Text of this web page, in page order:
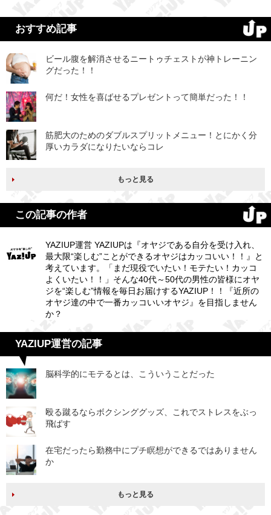
おすすめ記事
ビール腹を解消させるニートゥチェストが神トレーニン
グだった！！
何だ！女性を喜ばせるプレゼントって簡単だった！！
筋肥大のためのダブルスプリットメニュー！とにかく分
厚いカラダになりたいならコレ
もっと見る
この記事の作者
YAZIUP運営 YAZIUPは『オヤジである自分を受け入れ、
最大限“楽しむ”ことができるオヤジはカッコいい！！』と
考えています。「まだ現役でいたい！モテたい！カッコ
よくいたい！！」そんな40代～50代の男性の皆様にオヤ
ジを“楽しむ”情報を毎日お届けするYAZIUP！！『近所の
オヤジ達の中で一番カッコいいオヤジ』を目指しません
か？
YAZIUP運営の記事
脳科学的にモテるとは、こういうことだった
殴る蹴るならボクシンググッズ、これでストレスをぶっ
飛ばす
在宅だったら勤務中にプチ瞑想ができるではありません
か
もっと見る